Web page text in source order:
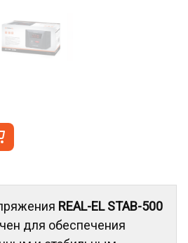
REAL-EL STAB-500
для обеспечения